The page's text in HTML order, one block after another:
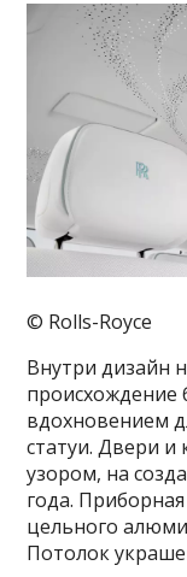
© Rolls-Royce
Внутри дизайн
происхождение
вдохновением
статуи. Двери
узором, на
года.
цельного
Потолок